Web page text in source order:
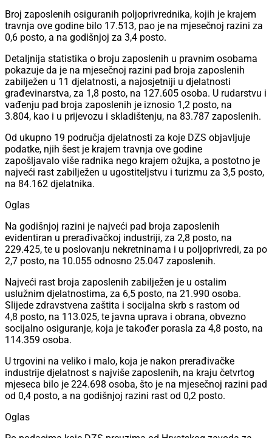
Broj zaposlenih osiguranih poljoprivrednika, kojih je krajem
travnja ove godine bilo 17.513, pao je na mjesečnoj razini za
0,6 posto, a na godišnjoj za 3,4 posto.
Detaljnija statistika o broju zaposlenih u pravnim osobama
pokazuje da je na mjesečnoj razini pad broja zaposlenih
zabilježen u 11 djelatnosti, a najosjetniji u djelatnosti
građevinarstva, za 1,8 posto, na 127.605 osoba. U rudarstvu i
vađenju pad broja zaposlenih je iznosio 1,2 posto, na
3.804, kao i u prijevozu i skladištenju, na 83.787 zaposlenih.
Od ukupno 19 područja djelatnosti za koje DZS objavljuje
podatke, njih šest je krajem travnja ove godine
zapošljavalo više radnika nego krajem ožujka, a postotno je
najveći rast zabilježen u ugostiteljstvu i turizmu za 3,5 posto,
na 84.162 djelatnika.
Oglas
Na godišnjoj razini je najveći pad broja zaposlenih
evidentiran u prerađivačkoj industriji, za 2,8 posto, na
229.425, te u poslovanju nekretninama i u poljoprivredi, za po
2,7 posto, na 10.055 odnosno 25.047 zaposlenih.
Najveći rast broja zaposlenih zabilježen je u ostalim
uslužnim djelatnostima, za 6,5 posto, na 21.990 osoba.
Slijede zdravstvena zaštita i socijalna skrb s rastom od
4,8 posto, na 113.025, te javna uprava i obrana, obvezno
socijalno osiguranje, koja je također porasla za 4,8 posto, na
114.359 osoba.
U trgovini na veliko i malo, koja je nakon prerađivačke
industrije djelatnost s najviše zaposlenih, na kraju četvrtog
mjeseca bilo je 224.698 osoba, što je na mjesečnoj razini pad
od 0,4 posto, a na godišnjoj razini rast od 0,2 posto.
Oglas